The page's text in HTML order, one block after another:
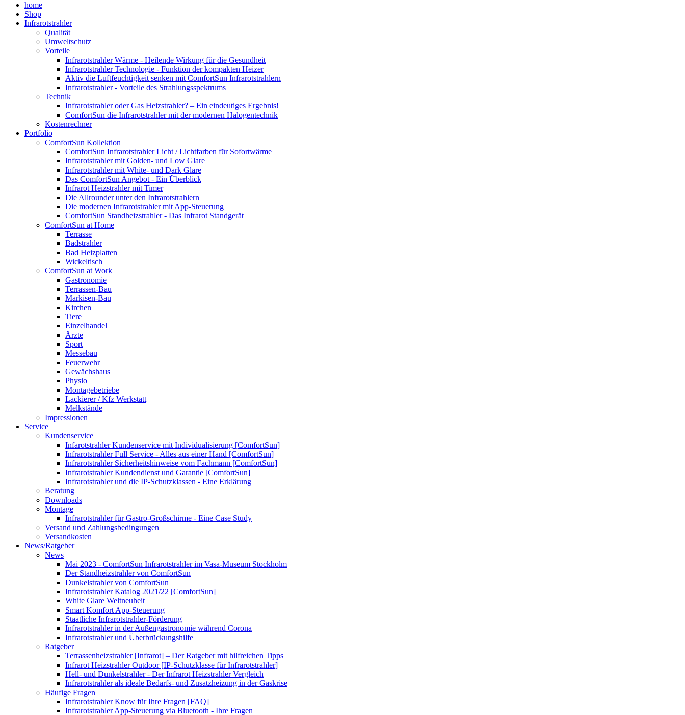
home
Shop
Infrarotstrahler
Qualität
Umweltschutz
Vorteile
Infrarotstrahler Wärme - Heilende Wirkung für die Gesundheit
Infrarotstrahler Technologie - Funktion der kompakten Heizer
Aktiv die Luftfeuchtigkeit senken mit ComfortSun Infrarotstrahlern
Infrarotstrahler - Vorteile des Strahlungsspektrums
Technik
Infrarotstrahler oder Gas Heizstrahler? – Ein eindeutiges Ergebnis!
ComfortSun die Infrarotstrahler mit der modernen Halogentechnik
Kostenrechner
Portfolio
ComfortSun Kollektion
ComfortSun Infrarotstrahler Licht / Lichtfarben für Sofortwärme
Infrarotstrahler mit Golden- und Low Glare
Infrarotstrahler mit White- und Dark Glare
Das ComfortSun Angebot - Ein Überblick
Infrarot Heizstrahler mit Timer
Die Allrounder unter den Infrarotstrahlern
Die modernen Infrarotstrahler mit App-Steuerung
ComfortSun Standheizstrahler - Das Infrarot Standgerät
ComfortSun at Home
Terrasse
Badstrahler
Bad Heizplatten
Wickeltisch
ComfortSun at Work
Gastronomie
Terrassen-Bau
Markisen-Bau
Kirchen
Tiere
Einzelhandel
Ärzte
Sport
Messebau
Feuerwehr
Gewächshaus
Physio
Montagebetriebe
Lackierer / Kfz Werkstatt
Melkstände
Impressionen
Service
Kundenservice
Infarotstrahler Kundenservice mit Individualisierung [ComfortSun]
Infrarotstrahler Full Service - Alles aus einer Hand [ComfortSun]
Infrarotstrahler Sicherheitshinweise vom Fachmann [ComfortSun]
Infrarotstrahler Kundendienst und Garantie [ComfortSun]
Infrarotstrahler und die IP-Schutzklassen - Eine Erklärung
Beratung
Downloads
Montage
Infrarotstrahler für Gastro-Großschirme - Eine Case Study
Versand und Zahlungsbedingungen
Versandkosten
News/Ratgeber
News
Mai 2023 - ComfortSun Infrarotstrahler im Vasa-Museum Stockholm
Der Standheizstrahler von ComfortSun
Dunkelstrahler von ComfortSun
Infrarotstrahler Katalog 2021/22 [ComfortSun]
White Glare Weltneuheit
Smart Komfort App-Steuerung
Staatliche Infrarotstrahler-Förderung
Infrarotstrahler in der Außengastronomie während Corona
Infrarotstrahler und Überbrückungshilfe
Ratgeber
Terrassenheizstrahler [Infrarot] – Der Ratgeber mit hilfreichen Tipps
Infrarot Heizstrahler Outdoor [IP-Schutzklasse für Infrarotstrahler]
Hell- und Dunkelstrahler - Der Infrarot Heizstrahler Vergleich
Infrarotstrahler als ideale Bedarfs- und Zusatzheizung in der Gaskrise
Häufige Fragen
Infrarotstrahler Know für Ihre Fragen [FAQ]
Infrarotstrahler App-Steuerung via Bluetooth - Ihre Fragen